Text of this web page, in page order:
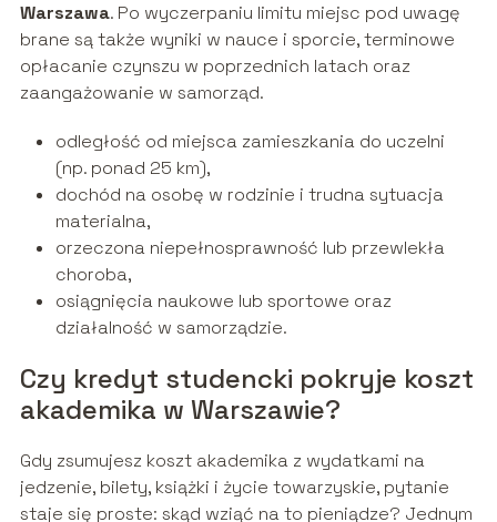
Warszawa. Po wyczerpaniu limitu miejsc pod uwagę
brane są także wyniki w nauce i sporcie, terminowe
opłacanie czynszu w poprzednich latach oraz
zaangażowanie w samorząd.
odległość od miejsca zamieszkania do uczelni
(np. ponad 25 km),
dochód na osobę w rodzinie i trudna sytuacja
materialna,
orzeczona niepełnosprawność lub przewlekła
choroba,
osiągnięcia naukowe lub sportowe oraz
działalność w samorządzie.
Czy kredyt studencki pokryje koszt
akademika w Warszawie?
Gdy zsumujesz koszt akademika z wydatkami na
jedzenie, bilety, książki i życie towarzyskie, pytanie
staje się proste: skąd wziąć na to pieniądze? Jednym